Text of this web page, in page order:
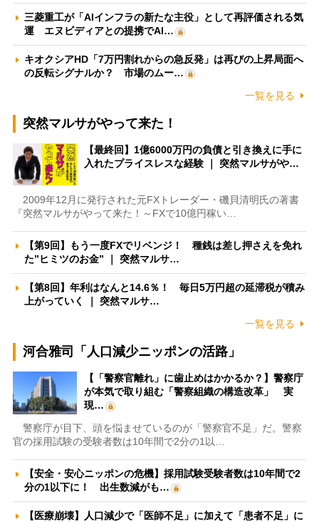
三菱重工が「AIインフラの新たな主役」として再評価される気
運 エヌビディアとの提携でAI…
キオクシアHD「7万円割れからの急反発」は再びの上昇局面へ
の反転シグナルか？ 市場のムー…
一覧を見る
突然マルサがやって来た！
【最終回】1億6000万円の負債と引き換えに手に
入れたプライスレスな経験 ｜ 突然マルサがや…
2009年12月に発行された元FXトレーダー・磯貝清明氏の著書
『突然マルサがやって来た！～FXで10億円稼い…
【第9回】もう一度FXでリベンジ！ 種銭は差し押さえを免れ
た”ヒミツのお金” ｜ 突然マルサ…
【第8回】年利はなんと14.6％！ 毎日5万円超の延滞税が積み
上がっていく ｜ 突然マルサ…
一覧を見る
河合雅司「人口減少ニッポンの活路」
【「警察官離れ」に歯止めはかかるか？】警察庁
が本気で取り組む「警察組織の構造改革」 実
現…
警察庁が目下、頭を悩ませているのが「警察官不足」だ。警察
官の採用試験の受験者数は10年間で2分の1以…
【安全・安心ニッポンの危機】採用試験受験者数は10年間で2
分の1以下に！ 出生数減がも…
【医療崩壊】人口減少で「医師不足」に加えて「患者不足」に